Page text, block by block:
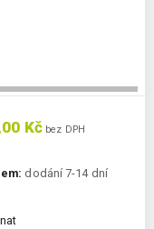
Kč bez DPH
dodání 7-14 dní